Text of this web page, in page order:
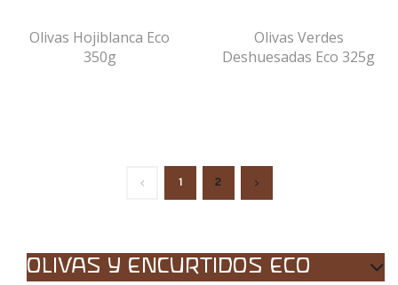
Olivas Hojiblanca Eco
350g
Olivas Verdes
Deshuesadas Eco 325g
1 2
OLIVAS Y ENCURTIDOS ECO